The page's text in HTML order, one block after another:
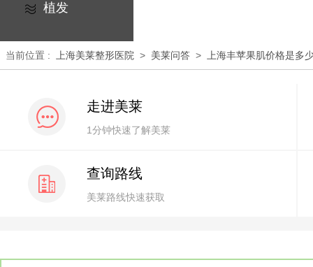
植发
当前位置 : 上海美莱整形医院 > 美莱问答 > 上海丰苹果肌价格是多
走进美莱
1分钟快速了解美莱
查询路线
美莱路线快速获取